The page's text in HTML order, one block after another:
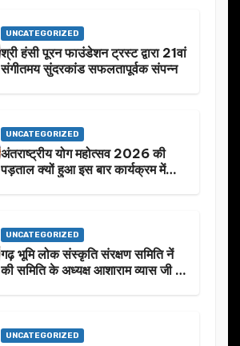
UNCATEGORIZED
श्री हंसी पूरन फाउंडेशन ट्रस्ट द्वारा 21वां
संगीतमय सुंदरकांड सफलतापूर्वक संपन्न
UNCATEGORIZED
अंतराष्ट्रीय योग महोत्सव 2026 की
पड़ताल क्यों हुआ इस बार कार्यक्रम में
UNCATEGORIZED
गढ़ भूमि लोक संस्कृति संरक्षण समिति नें
की समिति के अध्यक्ष आशाराम व्यास जी के
UNCATEGORIZED